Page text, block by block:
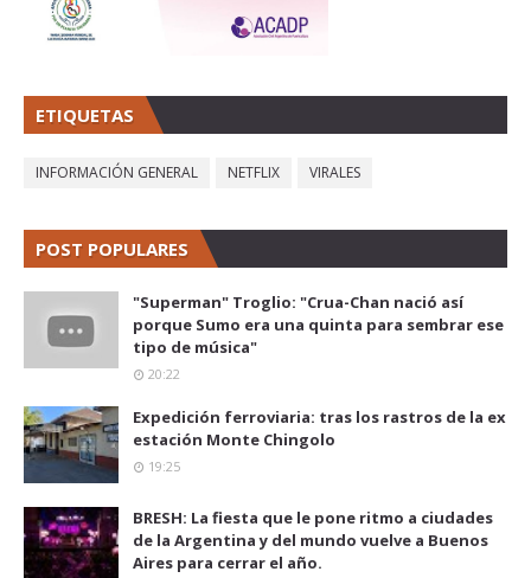
ETIQUETAS
INFORMACIÓN GENERAL NETFLIX VIRALES
POST POPULARES
"Superman" Troglio: "Crua-Chan nació así
porque Sumo era una quinta para sembrar ese
tipo de música"
20:22
Expedición ferroviaria: tras los rastros de la ex
estación Monte Chingolo
19:25
BRESH: La fiesta que le pone ritmo a ciudades
de la Argentina y del mundo vuelve a Buenos
Aires para cerrar el año.